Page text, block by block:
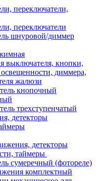
переключатели,
переключатели
шнуровой/диммер
выключателя, кнопки,
освещенности, диммера,
жалюзи
кнопочный
трехступенчатый
детекторы
детекторы
таймеры
сумеречный (фотореле)
комплектный